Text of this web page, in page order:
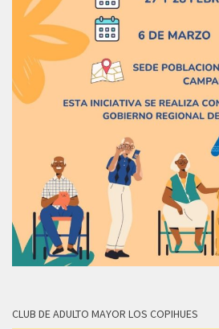
CLUB DE ADULTO MAYOR LOS COPIHUES